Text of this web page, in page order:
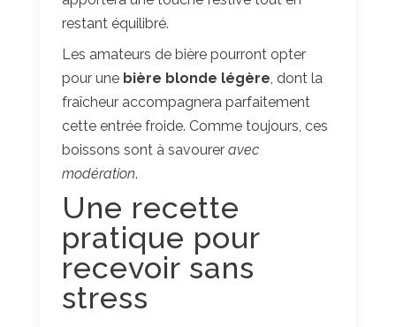
restant équilibré.
Les amateurs de bière pourront opter
pour une bière blonde légère , dont la
fraîcheur accompagnera parfaitement
cette entrée froide. Comme toujours, ces
boissons sont à savourer avec
modération.
Une recette
pratique pour
recevoir sans
stress